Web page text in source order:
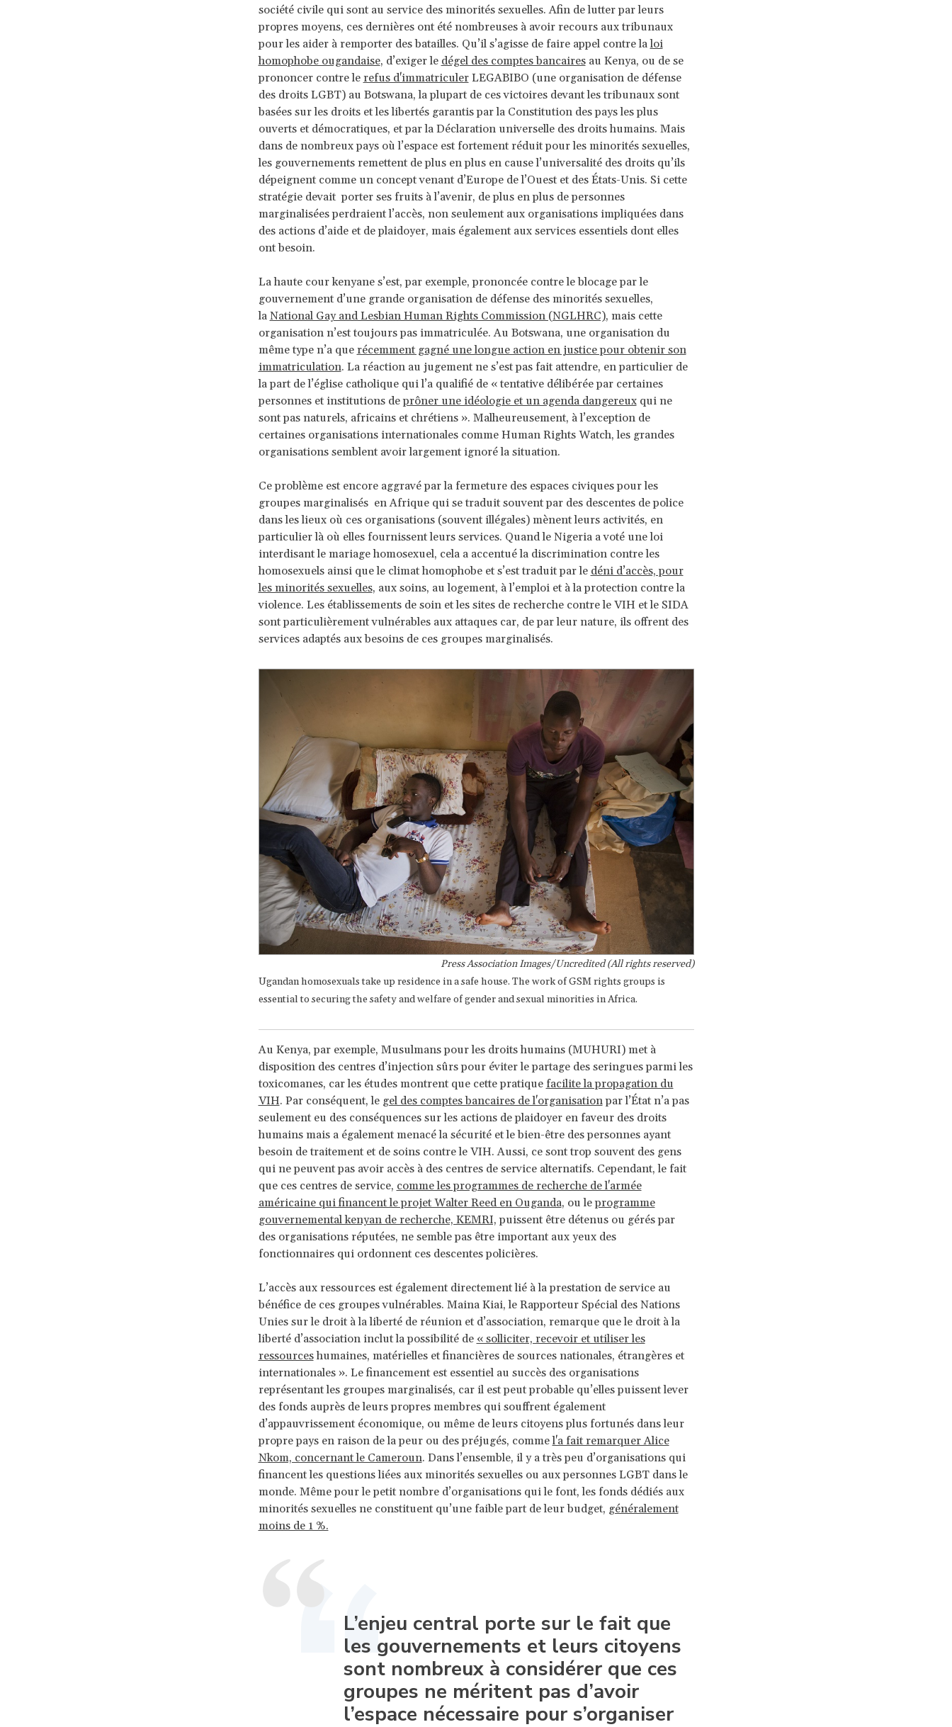
société civile qui sont au service des minorités sexuelles. Afin de lutter par leurs
propres moyens, ces dernières ont été nombreuses à avoir recours aux tribunaux
pour les aider à remporter des batailles. Qu’il s’agisse de faire appel contre laloi
homophobe ougandaise, d’exiger le dégel des comptes bancairesau Kenya, ou de se
prononcer contre le refus d'immatriculerLEGABIBO (une organisation de défense
des droits LGBT) au Botswana, la plupart de ces victoires devant les tribunaux sont
basées sur les droits et les libertés garantis par la Constitution des pays les plus
ouverts et démocratiques, et par la Déclaration universelle des droits humains. Mais
dans de nombreux pays où l’espace est fortement réduit pour les minorités sexuelles,
les gouvernements remettent de plus en plus en cause l’universalité des droits qu’ils
dépeignent comme un concept venant d’Europe de l’Ouest et des États-Unis. Si cette
stratégie devait porter ses fruits à l’avenir, de plus en plus de personnes
marginalisées perdraient l’accès, non seulement aux organisations impliquées dans
des actions d’aide et de plaidoyer, mais également aux services essentiels dont elles
ont besoin.
La haute cour kenyane s’est, par exemple, prononcée contre le blocage par le
gouvernement d’une grande organisation de défense des minorités sexuelles,
la National Gay and Lesbian Human Rights Commission (NGLHRC), mais cette
organisation n’est toujours pas immatriculée. Au Botswana, une organisation du
même type n’a que récemment gagné une longue action en justice pour obtenir son
immatriculation. La réaction au jugement ne s’est pas fait attendre, en particulier de
la part de l’église catholique qui l’a qualifié de « tentative délibérée par certaines
personnes et institutions deprôner une idéologie et un agenda dangereuxqui ne
sont pas naturels, africains et chrétiens ». Malheureusement, à l’exception de
certaines organisations internationales comme Human Rights Watch, les grandes
organisations semblent avoir largement ignoré la situation.
Ce problème est encore aggravé par la fermeture des espaces civiques pour les
groupes marginalisés en Afrique qui se traduit souvent par des descentes de police
dans les lieux où ces organisations (souvent illégales) mènent leurs activités, en
particulier là où elles fournissent leurs services. Quand le Nigeria a voté une loi
interdisant le mariage homosexuel, cela a accentué la discrimination contre les
homosexuels ainsi que le climat homophobe et s’est traduit par le déni d’accès, pour
les minorités sexuelles, aux soins, au logement, à l’emploi et à la protection contre la
violence. Les établissements de soin et les sites de recherche contre le VIH et le SIDA
sont particulièrement vulnérables aux attaques car, de par leur nature, ils offrent des
services adaptés aux besoins de ces groupes marginalisés.
Press Association Images/Uncredited (All rights reserved)
Ugandan homosexuals take up residence in a safe house. The work of GSM rights groups is
essential to securing the safety and welfare of gender and sexual minorities in Africa.
Au Kenya, par exemple, Musulmans pour les droits humains (MUHURI) met à
disposition des centres d’injection sûrs pour éviter le partage des seringues parmi les
toxicomanes, car les études montrent que cette pratique facilite la propagation du
VIH. Par conséquent, le gel des comptes bancaires de l'organisationpar l’État n’a pas
seulement eu des conséquences sur les actions de plaidoyer en faveur des droits
humains mais a également menacé la sécurité et le bien-être des personnes ayant
besoin de traitement et de soins contre le VIH. Aussi, ce sont trop souvent des gens
qui ne peuvent pas avoir accès à des centres de service alternatifs. Cependant, le fait
que ces centres de service, comme les programmes de recherche de l'armée
américaine qui financent le projet Walter Reed en Ouganda, ou leprogramme
gouvernemental kenyan de recherche, KEMRI, puissent être détenus ou gérés par
des organisations réputées, ne semble pas être important aux yeux des
fonctionnaires qui ordonnent ces descentes policières.
L’accès aux ressources est également directement lié à la prestation de service au
bénéfice de ces groupes vulnérables. Maina Kiai, le Rapporteur Spécial des Nations
Unies sur le droit à la liberté de réunion et d’association, remarque que le droit à la
liberté d’association inclut la possibilité de « solliciter, recevoir et utiliser les
ressourceshumaines, matérielles et financières de sources nationales, étrangères et
internationales ». Le financement est essentiel au succès des organisations
représentant les groupes marginalisés, car il est peut probable qu’elles puissent lever
des fonds auprès de leurs propres membres qui souffrent également
d’appauvrissement économique, ou même de leurs citoyens plus fortunés dans leur
propre pays en raison de la peur ou des préjugés, commel'a fait remarquer Alice
Nkom, concernant le Cameroun. Dans l’ensemble, il y a très peu d’organisations qui
financent les questions liées aux minorités sexuelles ou aux personnes LGBT dans le
monde. Même pour le petit nombre d’organisations qui le font, les fonds dédiés aux
minorités sexuelles ne constituent qu’une faible part de leur budget, généralement
moins de 1 %.
L’enjeu central porte sur le fait que
les gouvernements et leurs citoyens
sont nombreux à considérer que ces
groupes ne méritent pas d’avoir
l’espace nécessaire pour s’organiser